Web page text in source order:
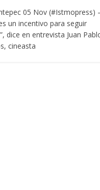
05 Nov (#Istmopress)
un incentivo para seguir
dice en entrevista Juan
cineasta